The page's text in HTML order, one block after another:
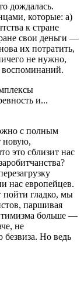
дождалась.
которые: а)
к стране
свои деньги —
их потратить,
не нужно,
и...
с полным
новую,
это сблизит нас
нас европейцев.
пойти гладко, мы
паршивая
больше —
не
Но ведь